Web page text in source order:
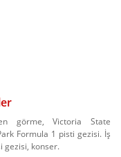
görme, Victoria State
Formula 1 pisti gezisi. İş
gezisi, konser.